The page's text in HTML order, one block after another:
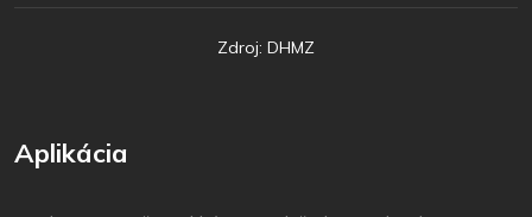
Zdroj: DHMZ
Aplikácia